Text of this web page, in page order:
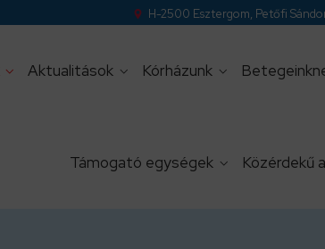
H-2500 Esztergom, Petőfi
Aktualitások Kórházunk
Támogató egységek Közérdekű